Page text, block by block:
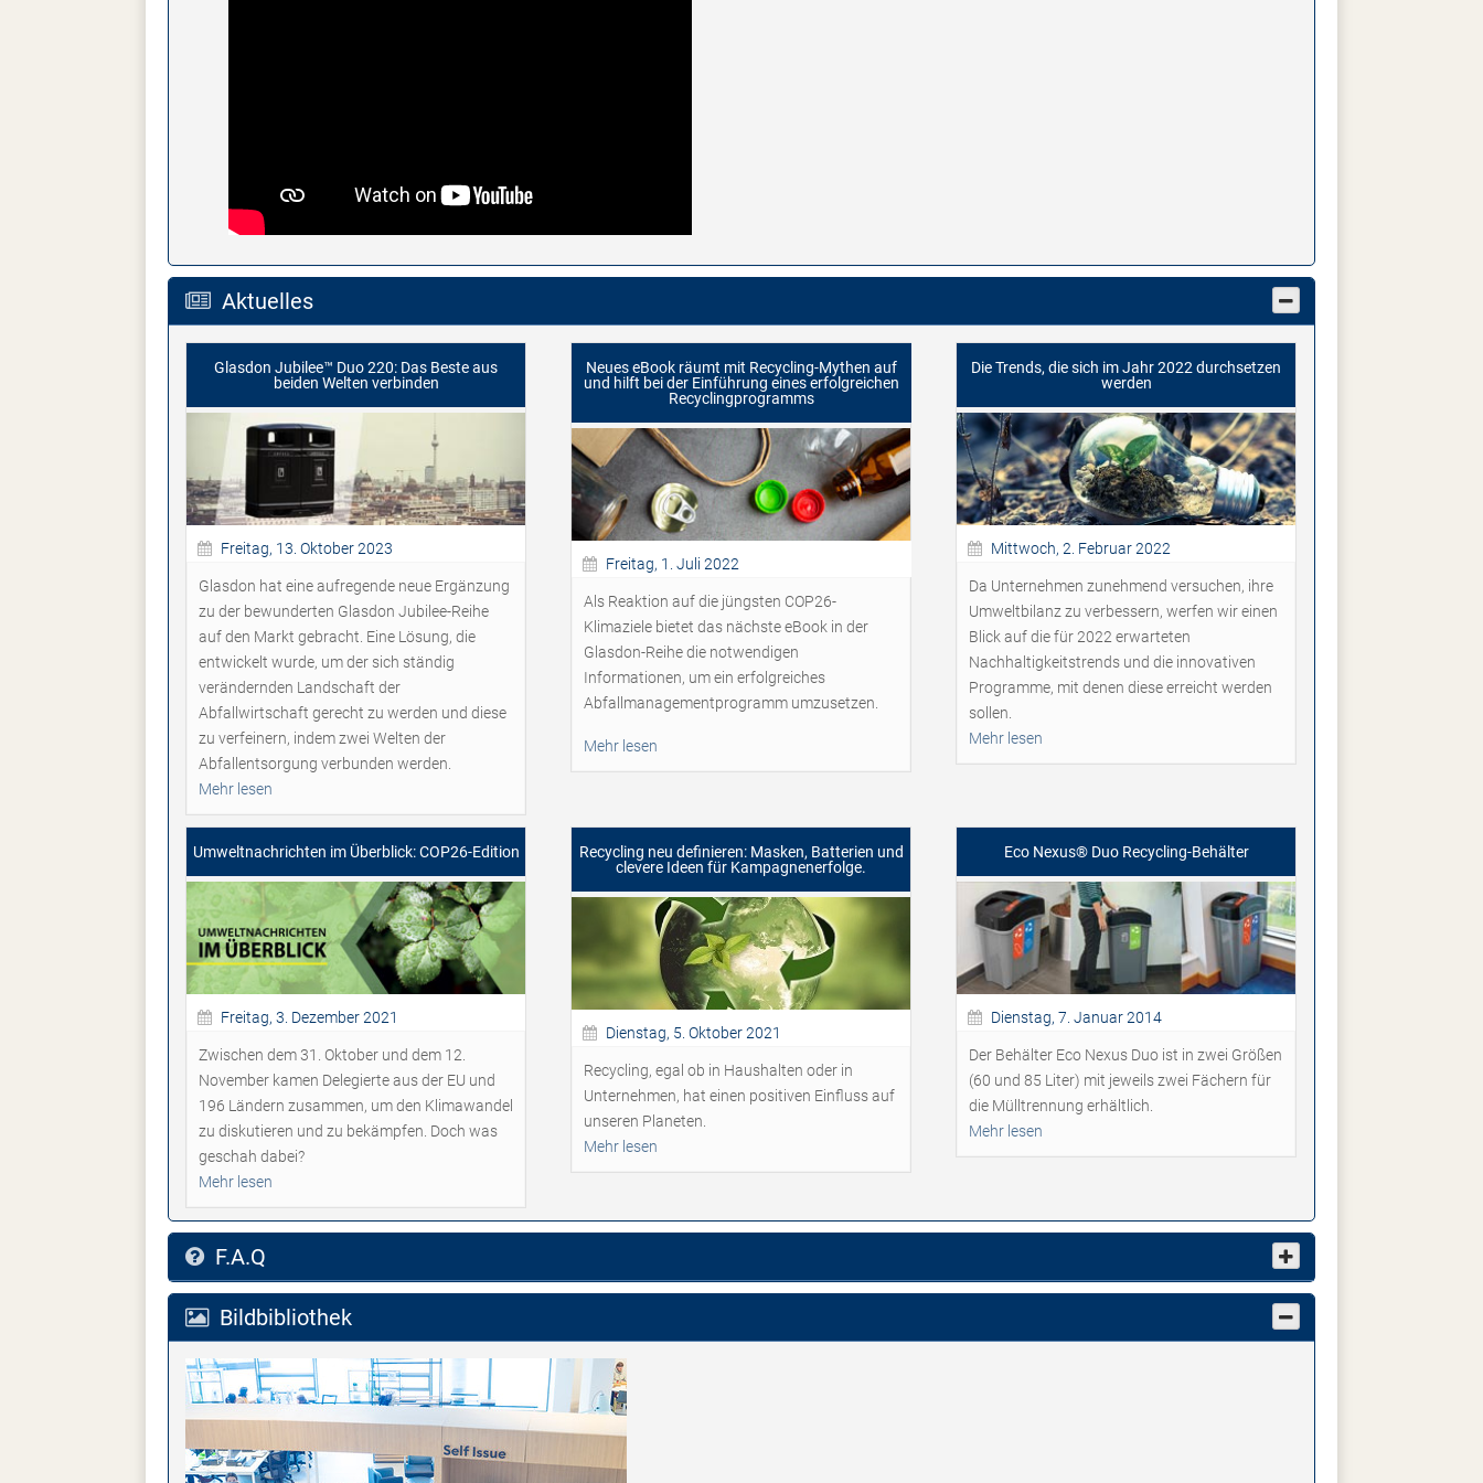
Aktuelles
Glasdon Jubilee™ Duo 220: Das Beste aus
beiden Welten verbinden
Freitag, 13. Oktober 2023
Glasdon hat eine aufregende neue Ergänzung
zu der bewunderten Glasdon Jubilee-Reihe
auf den Markt gebracht. Eine Lösung, die
entwickelt wurde, um der sich ständig
verändernden Landschaft der
Abfallwirtschaft gerecht zu werden und diese
zu verfeinern, indem zwei Welten der
Abfallentsorgung verbunden werden.
Mehr lesen
Neues eBook räumt mit Recycling-Mythen auf
und hilft bei der Einführung eines erfolgreichen
Recyclingprogramms
Freitag, 1. Juli 2022
Als Reaktion auf die jüngsten COP26-
Klimaziele bietet das nächste eBook in der
Glasdon-Reihe die notwendigen
Informationen, um ein erfolgreiches
Abfallmanagementprogramm umzusetzen.
Mehr lesen
Die Trends, die sich im Jahr 2022 durchsetzen
werden
Mittwoch, 2. Februar 2022
Da Unternehmen zunehmend versuchen, ihre
Umweltbilanz zu verbessern, werfen wir einen
Blick auf die für 2022 erwarteten
Nachhaltigkeitstrends und die innovativen
Programme, mit denen diese erreicht werden
sollen.
Mehr lesen
Umweltnachrichten im Überblick: COP26-Edition
Freitag, 3. Dezember 2021
Zwischen dem 31. Oktober und dem 12.
November kamen Delegierte aus der EU und
196 Ländern zusammen, um den Klimawandel
zu diskutieren und zu bekämpfen. Doch was
geschah dabei?
Mehr lesen
Recycling neu definieren: Masken, Batterien und
clevere Ideen für Kampagnenerfolge.
Dienstag, 5. Oktober 2021
Recycling, egal ob in Haushalten oder in
Unternehmen, hat einen positiven Einfluss auf
unseren Planeten.
Mehr lesen
Eco Nexus® Duo Recycling-Behälter
Dienstag, 7. Januar 2014
Der Behälter Eco Nexus Duo ist in zwei Größen
(60 und 85 Liter) mit jeweils zwei Fächern für
die Mülltrennung erhältlich.
Mehr lesen
F.A.Q
Bildbibliothek